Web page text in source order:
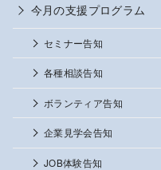
今月の支援プログラム
セミナー告知
各種相談告知
ボランティア告知
企業見学会告知
JOB体験告知